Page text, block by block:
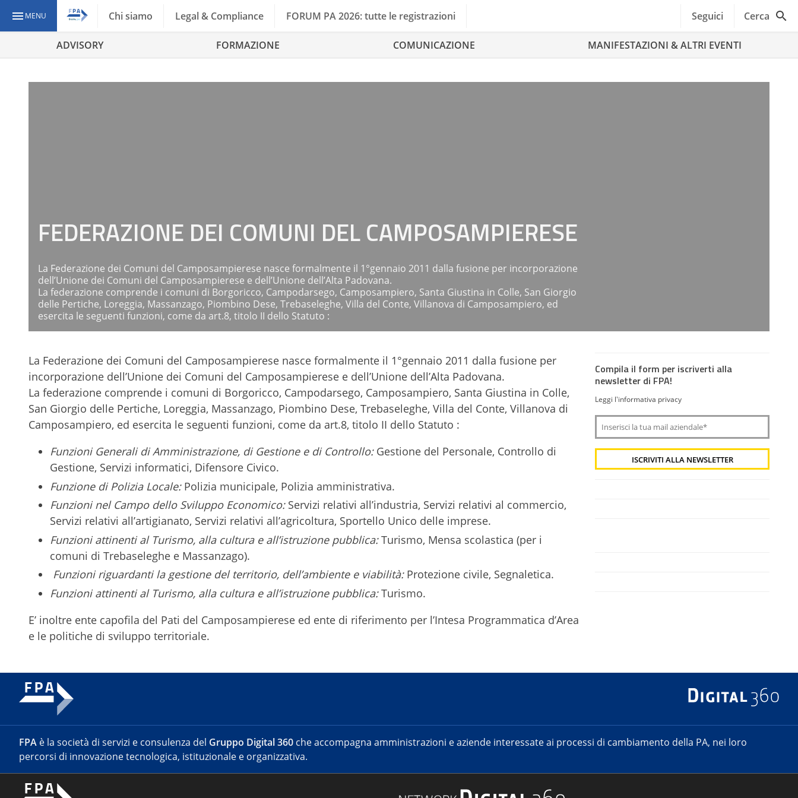
MENU Chi siamo Legal & Compliance FORUM PA 2026: tutte le registrazioni Seguici Cerca
ADVISORY FORMAZIONE COMUNICAZIONE MANIFESTAZIONI & ALTRI EVENTI
FEDERAZIONE DEI COMUNI DEL CAMPOSAMPIERESE
La Federazione dei Comuni del Camposampierese nasce formalmente il 1°gennaio 2011 dalla fusione per incorporazione
dell’Unione dei Comuni del Camposampierese e dell’Unione dell’Alta Padovana.
La federazione comprende i comuni di Borgoricco, Campodarsego, Camposampiero, Santa Giustina in Colle, San Giorgio
delle Pertiche, Loreggia, Massanzago, Piombino Dese, Trebaseleghe, Villa del Conte, Villanova di Camposampiero, ed
esercita le seguenti funzioni, come da art.8, titolo II dello Statuto :
La Federazione dei Comuni del Camposampierese nasce formalmente il 1°gennaio 2011 dalla fusione per
incorporazione dell’Unione dei Comuni del Camposampierese e dell’Unione dell’Alta Padovana.
La federazione comprende i comuni di Borgoricco, Campodarsego, Camposampiero, Santa Giustina in Colle,
San Giorgio delle Pertiche, Loreggia, Massanzago, Piombino Dese, Trebaseleghe, Villa del Conte, Villanova di
Camposampiero, ed esercita le seguenti funzioni, come da art.8, titolo II dello Statuto :
Funzioni Generali di Amministrazione, di Gestione e di Controllo:Gestione del Personale, Controllo di
Gestione, Servizi informatici, Difensore Civico.
Funzione di Polizia Locale: Polizia municipale, Polizia amministrativa.
Funzioni nel Campo dello Sviluppo Economico:Servizi relativi all’industria, Servizi relativi al commercio,
Servizi relativi all’artigianato, Servizi relativi all’agricoltura, Sportello Unico delle imprese.
Funzioni attinenti al Turismo, alla cultura e all’istruzione pubblica:Turismo, Mensa scolastica (per i
comuni di Trebaseleghe e Massanzago).
Funzioni riguardanti la gestione del territorio, dell’ambiente e viabilità:Protezione civile, Segnaletica.
Funzioni attinenti al Turismo, alla cultura e all’istruzione pubblica:Turismo.
E’ inoltre ente capofila del Pati del Camposampierese ed ente di riferimento per l’Intesa Programmatica d’Area
e le politiche di sviluppo territoriale.
Compila il form per iscriverti alla
newsletter di FPA!
Leggi l'informativa privacy
FPA è la società di servizi e consulenza del Gruppo Digital 360 che accompagna amministrazioni e aziende interessate ai processi di cambiamento della PA, nei loro
percorsi di innovazione tecnologica, istituzionale e organizzativa.